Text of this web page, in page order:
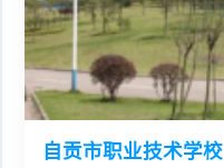
自贡市职业技术学校